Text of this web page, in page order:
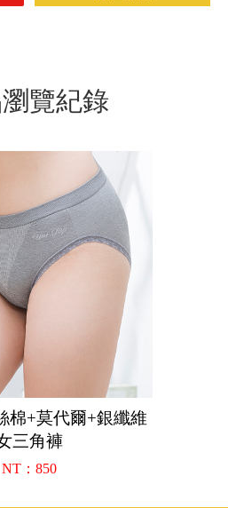
覽紀錄
棉+莫代爾+銀纖維
三角褲
NT：850